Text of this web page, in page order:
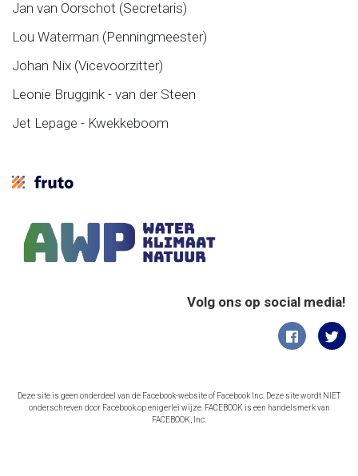
Jan van Oorschot (Secretaris)
Lou Waterman (Penningmeester)
Johan Nix (Vicevoorzitter)
Leonie Bruggink - van der Steen
Jet Lepage - Kwekkeboom
Volg ons op social media!
Deze site is geen onderdeel van de Facebook-website of Facebook Inc. Deze site wordt NIET
onderschreven door Facebook op enigerlei wijze. FACEBOOK is een handelsmerk van
FACEBOOK, Inc.